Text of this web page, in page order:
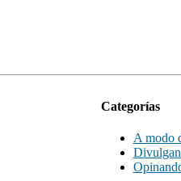
Categorías
A modo